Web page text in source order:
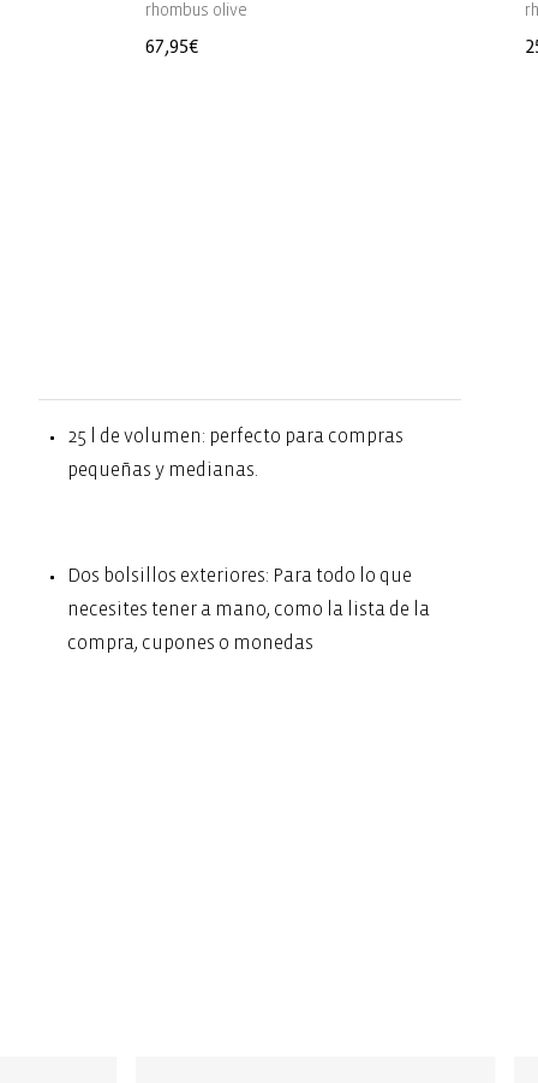
rhombus olive
Precio
67,95€
25 l de volumen: perfecto para compras
pequeñas y medianas.
Dos bolsillos exteriores: Para todo lo que
necesites tener a mano, como la lista de la
compra, cupones o monedas